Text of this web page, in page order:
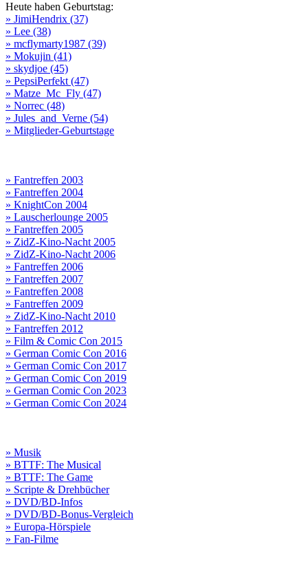
Heute haben Geburtstag:
» JimiHendrix (37)
» Lee (38)
» mcflymarty1987 (39)
» Mokujin (41)
» skydjoe (45)
» PepsiPerfekt (47)
» Matze_Mc_Fly (47)
» Norrec (48)
» Jules_and_Verne (54)
» Mitglieder-Geburtstage
» Fantreffen 2003
» Fantreffen 2004
» KnightCon 2004
» Lauscherlounge 2005
» Fantreffen 2005
» ZidZ-Kino-Nacht 2005
» ZidZ-Kino-Nacht 2006
» Fantreffen 2006
» Fantreffen 2007
» Fantreffen 2008
» Fantreffen 2009
» ZidZ-Kino-Nacht 2010
» Fantreffen 2012
» Film & Comic Con 2015
» German Comic Con 2016
» German Comic Con 2017
» German Comic Con 2019
» German Comic Con 2023
» German Comic Con 2024
» Musik
» BTTF: The Musical
» BTTF: The Game
» Scripte & Drehbücher
» DVD/BD-Infos
» DVD/BD-Bonus-Vergleich
» Europa-Hörspiele
» Fan-Filme